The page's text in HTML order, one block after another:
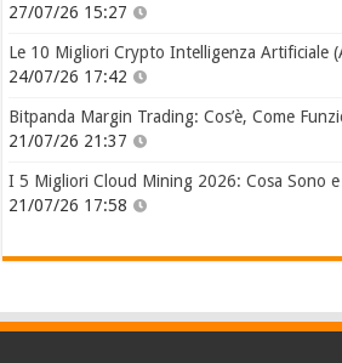
27/07/26 15:27
Le 10 Migliori Crypto Intelligenza Artificiale
24/07/26 17:42
Bitpanda Margin Trading: Cos’è, Come
21/07/26 21:37
I 5 Migliori Cloud Mining 2026: Cosa Sono
21/07/26 17:58